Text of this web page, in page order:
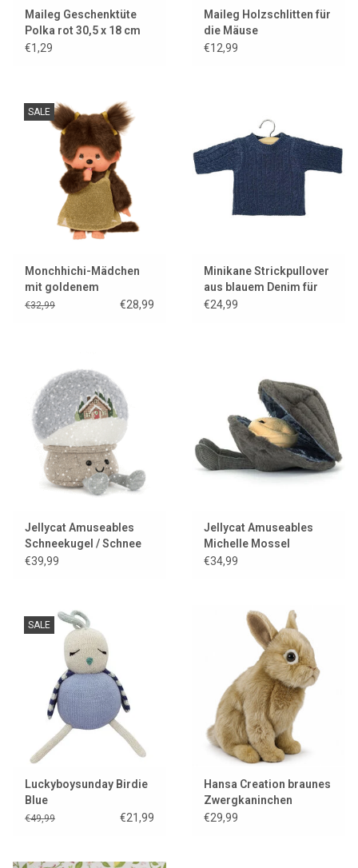
Maileg Geschenktüte
Polka rot 30,5 x 18 cm
€1,29
Maileg Holzschlitten für
die Mäuse
€12,99
SALE
Monchhichi-Mädchen
mit goldenem
Glitzerkleid
€32,99 €28,99
Minikane Strickpullover
aus blauem Denim für
Ihre Gordi-Puppe
€24,99
Jellycat Amuseables
Schneekugel / Schnee
€39,99
Jellycat Amuseables
Michelle Mossel
€34,99
SALE
Luckyboysunday Birdie
Blue
€49,99 €21,99
Hansa Creation braunes
Zwergkaninchen
€29,99